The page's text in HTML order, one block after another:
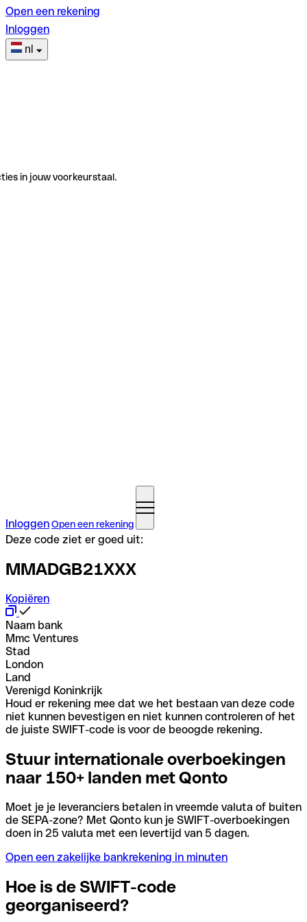
Open een rekening
Inloggen
nl
in jouw voorkeurstaal.
InloggenOpen een rekening
Deze code ziet er goed uit:
MMADGB21XXX
Kopiëren
Naam bank
Mmc Ventures
Stad
London
Land
Verenigd Koninkrijk
Houd er rekening mee dat we het bestaan van deze code
niet kunnen bevestigen en niet kunnen controleren of het
de juiste SWIFT-code is voor de beoogde rekening.
Stuur internationale overboekingen
naar 150+ landen met Qonto
Moet je je leveranciers betalen in vreemde valuta of buiten
de SEPA-zone? Met Qonto kun je SWIFT-overboekingen
doen in 25 valuta met een levertijd van 5 dagen.
Open een zakelijke bankrekening in minuten
Hoe is de SWIFT-code
georganiseerd?